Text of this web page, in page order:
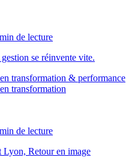
de lecture
se réinvente vite.
transformation & performance
transformation
de lecture
Lyon, Retour en image